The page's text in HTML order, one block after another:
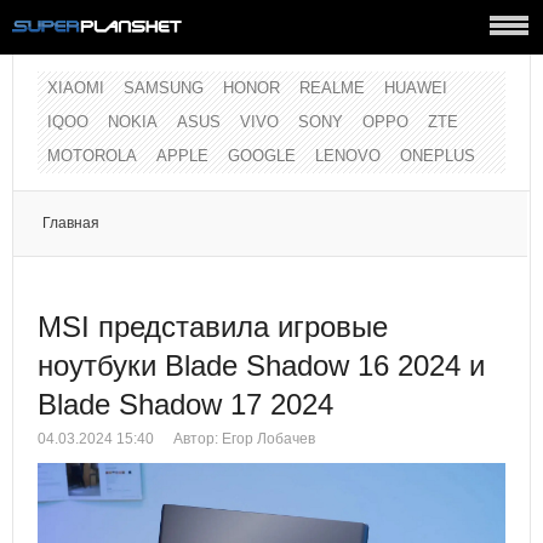
XIAOMI SAMSUNG HONOR REALME
HUAWEI
IQOO
NOKIA ASUS VIVO SONY OPPO
ZTE
MOTOROLA
APPLE GOOGLE LENOVO ONEPLUS
Главная
MSI представила игровые
ноутбуки Blade Shadow 16 2024 и
Blade Shadow 17 2024
04.03.2024 15:40 Автор: Егор Лобачев